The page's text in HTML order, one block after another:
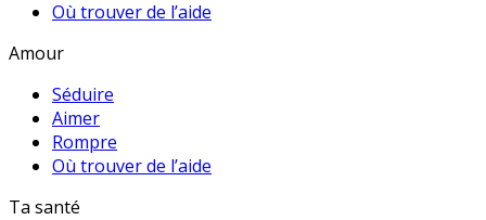
Où trouver de l’aide
Amour
Séduire
Aimer
Rompre
Où trouver de l’aide
Ta santé